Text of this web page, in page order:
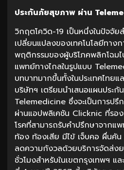
ประกันภัยสุขภาพ ผ่าน
วิกฤตโควิด-19 เป็นหนึ่งในปัจจัย
เปลี่ยนแปลงของเทคโนโลยีทาง
พฤติกรรมของผู้บริโภคพลิกโฉมไ
แพทย์ทางไกลในรูปแบบ
บทบาทมากขึ้นทั้งในประเทศไทยแ
บริษัทฯ เตรียมนำเสนอแผนประ
Telemedicine ซึ่งจะเป็นการป
ผ่านแอปพลิเคชัน Clicknic ที่รอ
โรคที่สามารถรับคำปรึกษาจากแ
ท้อง ท้องเสีย มีไข้ เจ็บคอ ผื่นคั
ลดความกังวลด้วยบริการจัดส่งย
ชั่วโมงสำหรับในเขตกรุงเทพฯ แ